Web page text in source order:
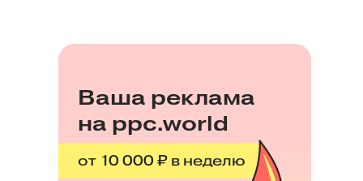
Ваша реклама
на ppc.world
от 10 000 ₽ в неделю